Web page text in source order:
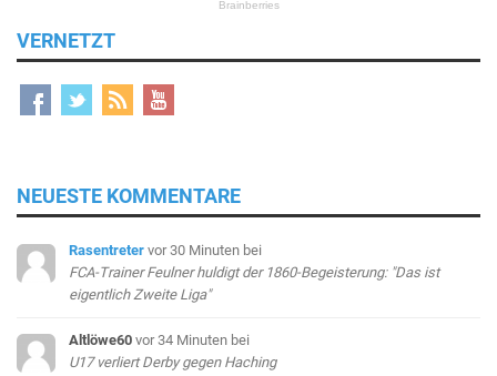
VERNETZT
NEUESTE KOMMENTARE
Rasentreter vor 30 Minuten bei
FCA-Trainer Feulner huldigt der 1860-Begeisterung: "Das ist
eigentlich Zweite Liga"
Altlöwe60 vor 34 Minuten bei
U17 verliert Derby gegen Haching